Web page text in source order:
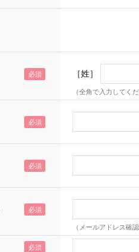
［姓］
（全角で入力してくだ
（メールアドレス確